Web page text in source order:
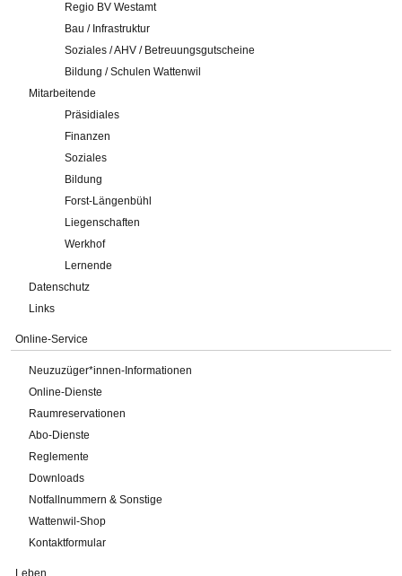
Regio BV Westamt
Bau / Infrastruktur
Soziales / AHV / Betreuungsgutscheine
Bildung / Schulen Wattenwil
Mitarbeitende
Präsidiales
Finanzen
Soziales
Bildung
Forst-Längenbühl
Liegenschaften
Werkhof
Lernende
Datenschutz
Links
Online-Service
Neuzuzüger*innen-Informationen
Online-Dienste
Raumreservationen
Abo-Dienste
Reglemente
Downloads
Notfallnummern & Sonstige
Wattenwil-Shop
Kontaktformular
Leben